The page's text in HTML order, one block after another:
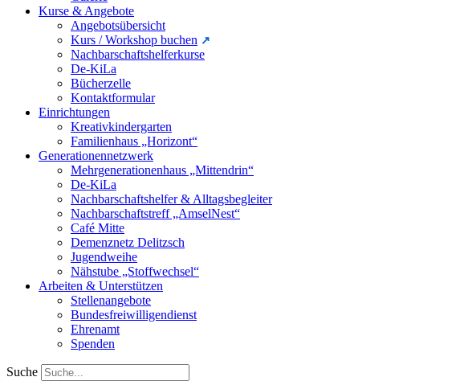
Kurse & Angebote
Angebotsübersicht
Kurs / Workshop buchen
Nachbarschaftshelferkurse
De-KiLa
Bücherzelle
Kontaktformular
Einrichtungen
Kreativkindergarten
Familienhaus „Horizont“
Generationennetzwerk
Mehrgenerationenhaus „Mittendrin“
De-KiLa
Nachbarschaftshelfer & Alltagsbegleiter
Nachbarschaftstreff „AmselNest“
Café Mitte
Demenznetz Delitzsch
Jugendweihe
Nähstube „Stoffwechsel“
Arbeiten & Unterstützen
Stellenangebote
Bundesfreiwilligendienst
Ehrenamt
Spenden
Suche